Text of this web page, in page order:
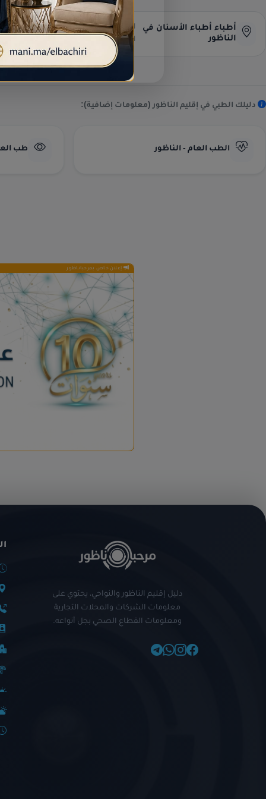
أطباء أطباء الأسنان في
الناظور
البحث عن العناوين وأرقام الهواتف
المباشرة.
دليلك الطبي في إقليم الناظور (معلومات إضافية):
الطب العام - الناظور طب
إعلان خاص بمرحباناظور
دليل إقليم الناظور والنواحي، يحتوي على
معلومات الشركات والمحلات التجارية
ومعلومات القطاع الصحي بجل أنواعه.